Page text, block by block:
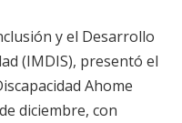
y el Desarrollo
(IMDIS), presentó el
Ahome
diciembre, con